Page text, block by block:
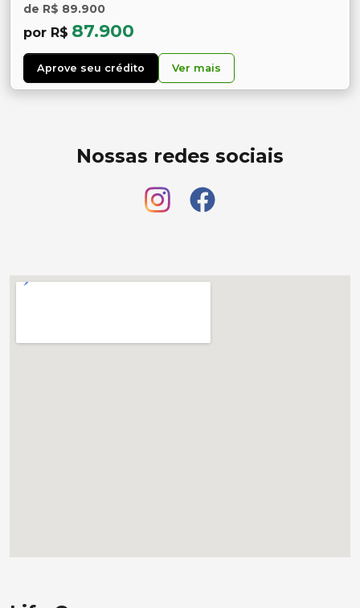
de R$ 89.900
por R$ 87.900
Aprove seu crédito Ver mais
Nossas redes sociais